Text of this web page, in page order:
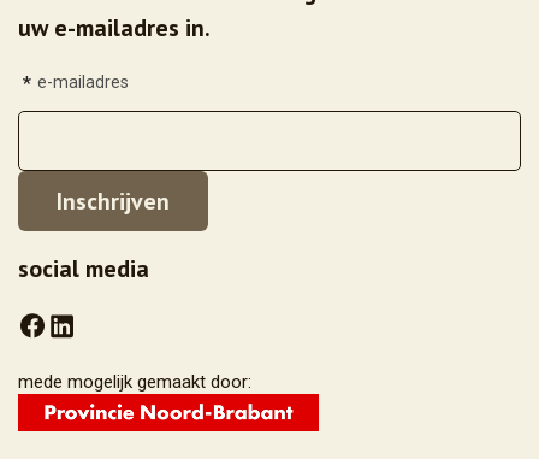
uw e-mailadres in.
e-mailadres
*
social media
mede mogelijk gemaakt door: